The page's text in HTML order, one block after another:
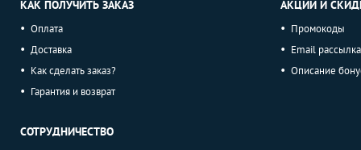
КАК ПОЛУЧИТЬ ЗАКАЗ
Оплата
Доставка
Как сделать заказ?
Гарантия и возврат
СОТРУДНИЧЕСТВО
АКЦИИ И
Промокоды
Email рассылка
Описание